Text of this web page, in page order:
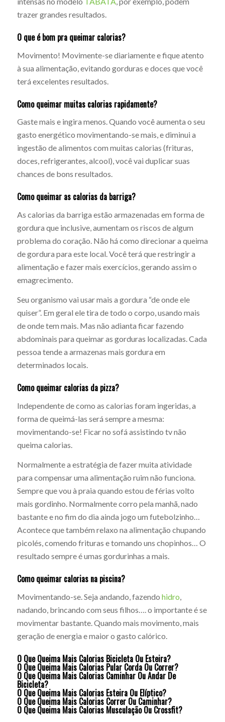
trazer grandes resultados.
O que é bom pra queimar calorias?
Movimento! Movimente-se diariamente e fique atento
à sua alimentação, evitando gorduras e doces que você
terá excelentes resultados.
Como queimar muitas calorias rapidamente?
Gaste mais e ingira menos. Quando você aumenta o seu
gasto energético movimentando-se mais, e diminui a
ingestão de alimentos com muitas calorias (frituras,
doces, refrigerantes, alcool), você vai duplicar suas
chances de bons resultados.
Como queimar as calorias da barriga?
As calorias da barriga estão armazenadas em forma de
gordura que inclusive, aumentam os riscos de algum
problema do coração. Não há como direcionar a queima
de gordura para este local. Você terá que restringir a
alimentação e fazer mais exercícios, gerando assim o
emagrecimento.
Seu organismo vai usar mais a gordura “de onde ele
quiser”. Em geral ele tira de todo o corpo, usando mais
de onde tem mais. Mas não adianta ficar fazendo
abdominais para queimar as gorduras localizadas. Cada
pessoa tende a armazenas mais gordura em
determinados locais.
Como queimar calorias da pizza?
Independente de como as calorias foram ingeridas, a
forma de queimá-las será sempre a mesma:
movimentando-se! Ficar no sofá assistindo tv não
queima calorias.
Normalmente a estratégia de fazer muita atividade
para compensar uma alimentação ruim não funciona.
Sempre que vou à praia quando estou de férias volto
mais gordinho. Normalmente corro pela manhã, nado
bastante e no fim do dia ainda jogo um futebolzinho…
Acontece que também relaxo na alimentação chupando
picolés, comendo frituras e tomando uns chopinhos… O
resultado sempre é umas gordurinhas a mais.
Como queimar calorias na piscina?
Movimentando-se. Seja andando, fazendo hidro,
nadando, brincando com seus filhos…. o importante é se
movimentar bastante. Quando mais movimento, mais
geração de energia e maior o gasto calórico.
O Que Queima Mais Calorias Bicicleta Ou Esteira?
O Que Queima Mais Calorias Pular Corda Ou Correr?
O Que Queima Mais Calorias Caminhar Ou Andar De
Bicicleta?
O Que Queima Mais Calorias Esteira Ou Elíptico?
O Que Queima Mais Calorias Correr Ou Caminhar?
O Que Queima Mais Calorias Musculação Ou Crossfit?